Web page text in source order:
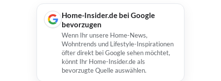
Home-Insider.de bei Google
bevorzugen
Wenn Ihr unsere Home-News,
Wohntrends und Lifestyle-Inspirationen
öfter direkt bei Google sehen möchtet,
könnt Ihr Home-Insider.de als
bevorzugte Quelle auswählen.